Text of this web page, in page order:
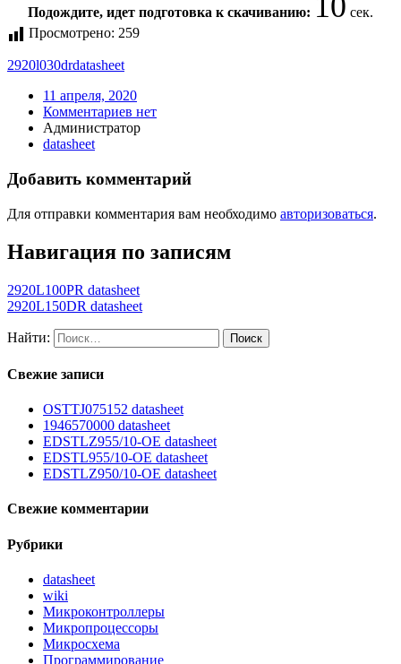
Подождите, идет подготовка к скачиванию:
сек.
Просмотрено: 259
2920l030drdatasheet
11 апреля, 2020
Комментариев нет
Администратор
datasheet
Добавить комментарий
Для отправки комментария вам необходимо авторизоваться.
Навигация по записям
2920L100PR datasheet
2920L150DR datasheet
Найти:
Свежие записи
OSTTJ075152 datasheet
1946570000 datasheet
EDSTLZ955/10-OE datasheet
EDSTL955/10-OE datasheet
EDSTLZ950/10-OE datasheet
Свежие комментарии
Рубрики
datasheet
wiki
Микроконтроллеры
Микропроцессоры
Микросхема
Программирование